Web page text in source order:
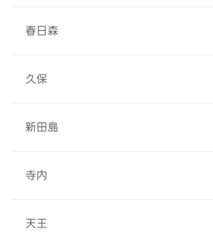
春日森
久保
新田島
寺内
天王